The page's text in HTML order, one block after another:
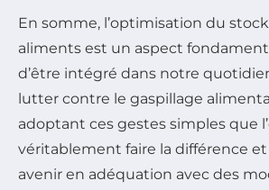
En somme, l’optimisation du
aliments est un aspect
d’être intégré dans notre
lutter contre le gaspillage
adoptant ces gestes simples que
véritablement faire la différence et
avenir en adéquation avec des